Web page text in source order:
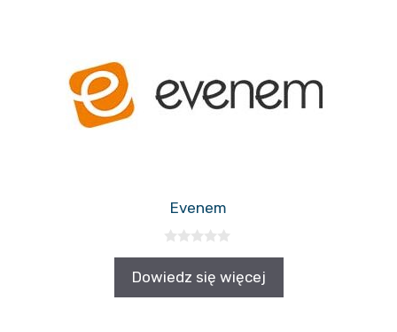
Evenem
0
5
Dowiedz się więcej